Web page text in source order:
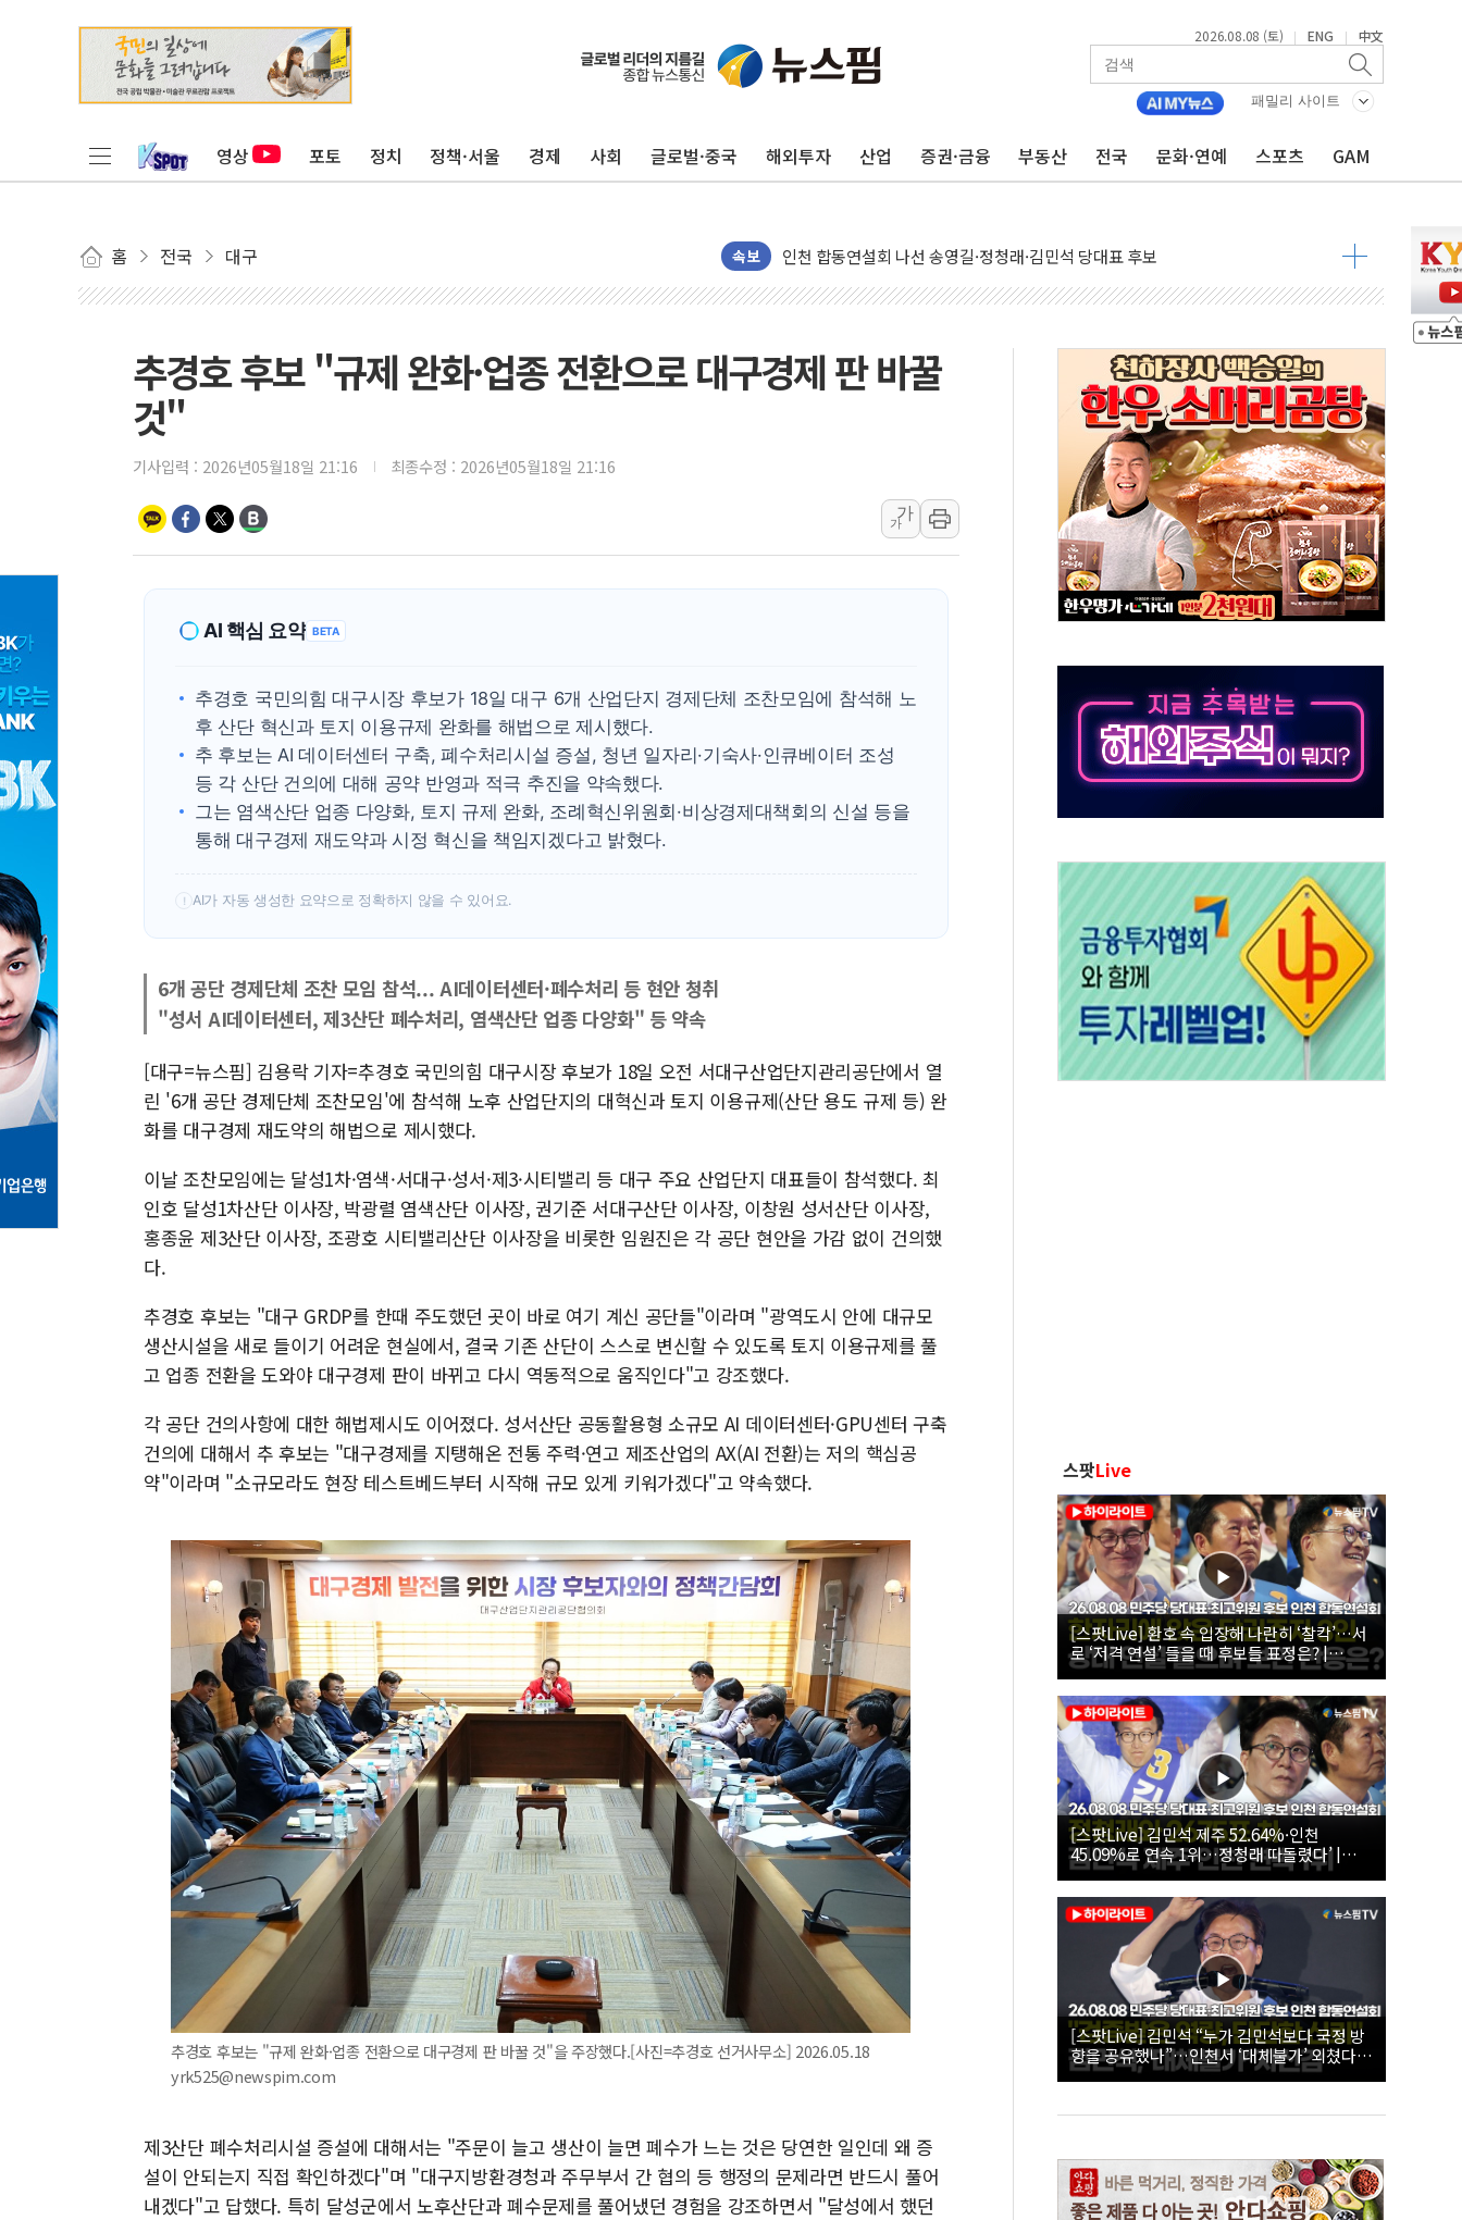
2026.08.08 (토) | ENG | 中文
패밀리 사이트
영상 포토 정치 정책·서울 경제 사회 글로벌·중국 해외투자 산업 증권·금융 부동산 전국 문화·연예 스포츠 GAM
홈 전국 대구 속보
울진·영덕 '호우특보'-포항 '산사태 주의보'...경북도, 호우 피해·통제구간 없어
인천 합동연설회 나선 송영길·정청래·김민석 당대표 후보
인사하는 김민석 당대표 후보
[속보] 민주, 인천 경선 결과 발표...김민석 45.09% 정청래 43.27% 송영길 11.63%
[속보] 민주, 제주 경선 결과 발표...김민석 52.64% 정청래 39.89% 송영길 7.47%
美, 이란전 출구전략 만지작…공습 한계·탄약 부족 현실화
강릉·동해·삼척 시간당 최대 50㎜ 폭우…강원 동해안 강한 비 이어져
폐기물 수거하다 참변…60대 환경미화원 수거차에 치여 사망
서울 중랑구 주택가서 흉기 난동…60대 남성 2명 숨져
李대통령 "결혼 때문에 손해 보는 일 없게"…'결혼 페널티' 22개 과제 손본다
추미애, '위안부' 피해자 기림의 날 참석..."국제적 시민 연대로 목소리 내야"
인천 선재도 갯벌서 해루질 중 실종 60대 나흘만에 숨진 채 발견
인천서 말다툼 중 어머니 흉기 살해 10대 아들 체포
'화합' 꺼낸 김민석에 '뻔뻔' 받아친 정청래…제주 연설서 신경전 고조
李대통령, ISA 개편 재검토 지시…與 "적극 환영"·野 "졸속 국정"
추경호 후보 "규제 완화·업종 전환으로 대구경제 판 바꿀
것"
기사입력 : 2026년05월18일 21:16 최종수정 : 2026년05월18일 21:16
가
가
AI 핵심 요약 BETA
추경호 국민의힘 대구시장 후보가 18일 대구 6개 산업단지 경제단체 조찬모임에 참석해 노
후 산단 혁신과 토지 이용규제 완화를 해법으로 제시했다.
추 후보는 AI 데이터센터 구축, 폐수처리시설 증설, 청년 일자리·기숙사·인큐베이터 조성
등 각 산단 건의에 대해 공약 반영과 적극 추진을 약속했다.
그는 염색산단 업종 다양화, 토지 규제 완화, 조례혁신위원회·비상경제대책회의 신설 등을
통해 대구경제 재도약과 시정 혁신을 책임지겠다고 밝혔다.
! AI가 자동 생성한 요약으로 정확하지 않을 수 있어요.
6개 공단 경제단체 조찬 모임 참석... AI데이터센터·폐수처리 등 현안 청취
"성서 AI데이터센터, 제3산단 폐수처리, 염색산단 업종 다양화" 등 약속
[대구=뉴스핌] 김용락 기자=추경호 국민의힘 대구시장 후보가 18일 오전 서대구산업단지관리공단에서 열
린 '6개 공단 경제단체 조찬모임'에 참석해 노후 산업단지의 대혁신과 토지 이용규제(산단 용도 규제 등) 완
화를 대구경제 재도약의 해법으로 제시했다.
이날 조찬모임에는 달성1차·염색·서대구·성서·제3·시티밸리 등 대구 주요 산업단지 대표들이 참석했다. 최
인호 달성1차산단 이사장, 박광렬 염색산단 이사장, 권기준 서대구산단 이사장, 이창원 성서산단 이사장,
홍종윤 제3산단 이사장, 조광호 시티밸리산단 이사장을 비롯한 임원진은 각 공단 현안을 가감 없이 건의했
다.
추경호 후보는 "대구 GRDP를 한때 주도했던 곳이 바로 여기 계신 공단들"이라며 "광역도시 안에 대규모
생산시설을 새로 들이기 어려운 현실에서, 결국 기존 산단이 스스로 변신할 수 있도록 토지 이용규제를 풀
고 업종 전환을 도와야 대구경제 판이 바뀌고 다시 역동적으로 움직인다"고 강조했다.
각 공단 건의사항에 대한 해법제시도 이어졌다. 성서산단 공동활용형 소규모 AI 데이터센터·GPU센터 구축
건의에 대해서 추 후보는 "대구경제를 지탱해온 전통 주력·연고 제조산업의 AX(AI 전환)는 저의 핵심공
약"이라며 "소규모라도 현장 테스트베드부터 시작해 규모 있게 키워가겠다"고 약속했다.
추경호 후보는 "규제 완화·업종 전환으로 대구경제 판 바꿀 것"을 주장했다.[사진=추경호 선거사무소] 2026.05.18
yrk525@newspim.com
제3산단 폐수처리시설 증설에 대해서는 "주문이 늘고 생산이 늘면 폐수가 느는 것은 당연한 일인데 왜 증
설이 안되는지 직접 확인하겠다"며 "대구지방환경청과 주무부서 간 협의 등 행정의 문제라면 반드시 풀어
내겠다"고 답했다. 특히 달성군에서 노후산단과 폐수문제를 풀어냈던 경험을 강조하면서 "달성에서 했던
스팟Live
[스팟Live] 환호 속 입장해 나란히 ‘찰칵’…서
로 ‘저격 연설’ 들을 때 후보들 표정은? |
26.08.08 더불어민주당 당대표·최고위원 후
보 인천 합동연설회
[스팟Live] 김민석 제주 52.64%·인천
45.09%로 연속 1위…정청래 따돌렸다’ |
26.08.08 더불어민주당 당대표·최고위원 후
보 인천 합동연설회
[스팟Live] 김민석 “누가 김민석보다 국정 방
향을 공유했나”…인천서 ‘대체불가’ 외쳤다 |
26.08.08 더불어민주당 당대표·최고위원 후